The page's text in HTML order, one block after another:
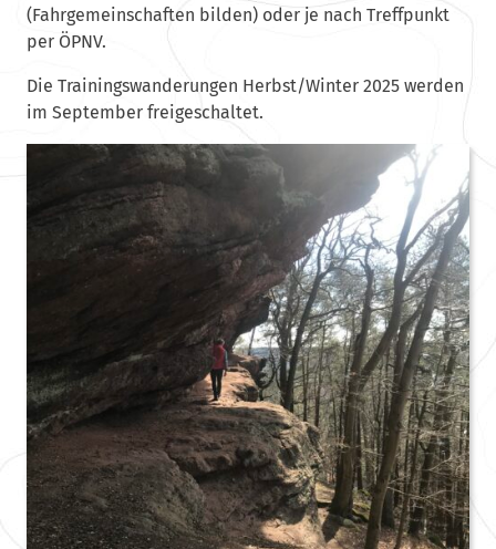
(Fahrgemeinschaften bilden) oder je nach Treffpunkt
per ÖPNV.
Die Trainingswanderungen Herbst/Winter 2025 werden
im September freigeschaltet.